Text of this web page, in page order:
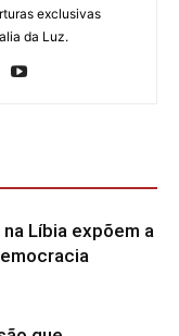
exclusivas
da Luz.
Líbia expõem a